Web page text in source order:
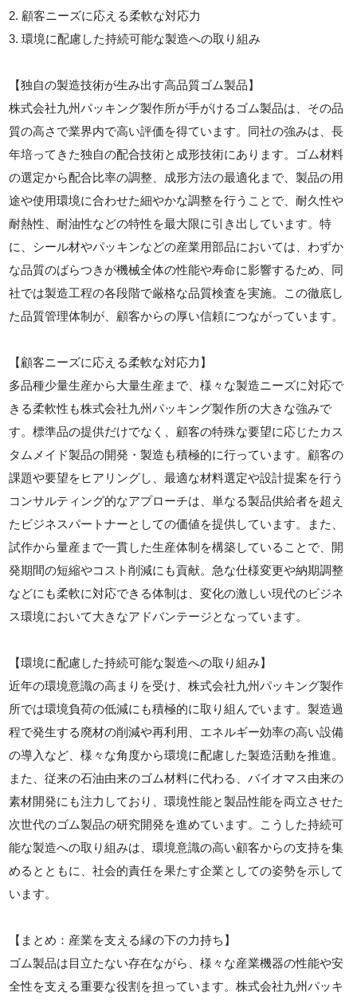
2. 顧客ニーズに応える柔軟な対応力
3. 環境に配慮した持続可能な製造への取り組み
【独自の製造技術が生み出す高品質ゴム製品】
株式会社九州パッキング製作所が手がけるゴム製品は、その品
質の高さで業界内で高い評価を得ています。同社の強みは、長
年培ってきた独自の配合技術と成形技術にあります。ゴム材料
の選定から配合比率の調整、成形方法の最適化まで、製品の用
途や使用環境に合わせた細やかな調整を行うことで、耐久性や
耐熱性、耐油性などの特性を最大限に引き出しています。特
に、シール材やパッキンなどの産業用部品においては、わずか
な品質のばらつきが機械全体の性能や寿命に影響するため、同
社では製造工程の各段階で厳格な品質検査を実施。この徹底し
た品質管理体制が、顧客からの厚い信頼につながっています。
【顧客ニーズに応える柔軟な対応力】
多品種少量生産から大量生産まで、様々な製造ニーズに対応で
きる柔軟性も株式会社九州パッキング製作所の大きな強みで
す。標準品の提供だけでなく、顧客の特殊な要望に応じたカス
タムメイド製品の開発・製造も積極的に行っています。顧客の
課題や要望をヒアリングし、最適な材料選定や設計提案を行う
コンサルティング的なアプローチは、単なる製品供給者を超え
たビジネスパートナーとしての価値を提供しています。また、
試作から量産まで一貫した生産体制を構築していることで、開
発期間の短縮やコスト削減にも貢献。急な仕様変更や納期調整
などにも柔軟に対応できる体制は、変化の激しい現代のビジネ
ス環境において大きなアドバンテージとなっています。
【環境に配慮した持続可能な製造への取り組み】
近年の環境意識の高まりを受け、株式会社九州パッキング製作
所では環境負荷の低減にも積極的に取り組んでいます。製造過
程で発生する廃材の削減や再利用、エネルギー効率の高い設備
の導入など、様々な角度から環境に配慮した製造活動を推進。
また、従来の石油由来のゴム材料に代わる、バイオマス由来の
素材開発にも注力しており、環境性能と製品性能を両立させた
次世代のゴム製品の研究開発を進めています。こうした持続可
能な製造への取り組みは、環境意識の高い顧客からの支持を集
めるとともに、社会的責任を果たす企業としての姿勢を示して
います。
【まとめ：産業を支える縁の下の力持ち】
ゴム製品は目立たない存在ながら、様々な産業機器の性能や安
全性を支える重要な役割を担っています。株式会社九州パッキ